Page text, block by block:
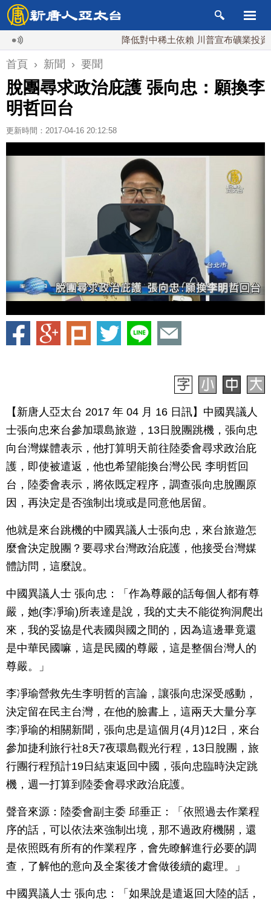
降低對中稀土依賴 川普宣布礦業投資20億
首頁 › 新聞 › 要聞
脫團尋求政治庇護 張向忠：願換李
明哲回台
更新時間：2017-04-16 20:12:58
【新唐人亞太台 2017 年 04 月 16 日訊】中國異議人
士張向忠來台參加環島旅遊，13日脫團跳機，張向忠
向台灣媒體表示，他打算明天前往陸委會尋求政治庇
護，即使被遣返，他也希望能換台灣公民 李明哲回
台，陸委會表示，將依既定程序，調查張向忠脫團原
因，再決定是否強制出境或是同意他居留。
他就是來台跳機的中國異議人士張向忠，來台旅遊怎
麼會決定脫團？要尋求台灣政治庇護，他接受台灣媒
體訪問，這麼說。
中國異議人士 張向忠：「作為尊嚴的話每個人都有尊
嚴，她(李凈瑜)所表達是說，我的丈夫不能從狗洞爬出
來，我的妥協是代表國與國之間的，因為這邊畢竟還
是中華民國嘛，這是民國的尊嚴，這是整個台灣人的
尊嚴。」
李凈瑜營救先生李明哲的言論，讓張向忠深受感動，
決定留在民主台灣，在他的臉書上，這兩天大量分享
李凈瑜的相關新聞，張向忠是這個月(4月)12日，來台
參加捷利旅行社8天7夜環島觀光行程，13日脫團，旅
行團行程預計19日結束返回中國，張向忠臨時決定跳
機，週一打算到陸委會尋求政治庇護。
聲音來源：陸委會副主委 邱垂正：「依照過去作業程
序的話，可以依法來強制出境，那不過政府機關，還
是依照既有所有的作業程序，會先瞭解進行必要的調
查，了解他的意向及全案後才會做後續的處理。」
中國異議人士 張向忠：「如果說是遣返回大陸的話，